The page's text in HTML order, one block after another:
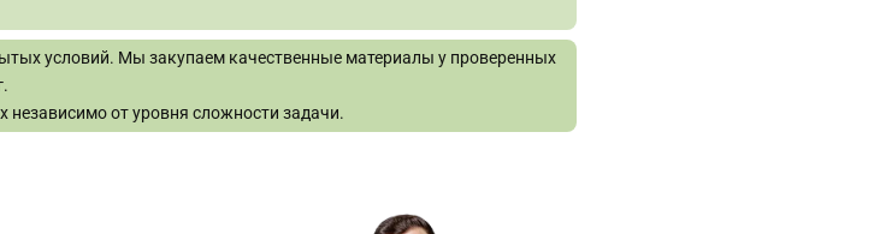
условий. Мы закупаем качественные материалы у проверенных
от уровня сложности задачи.